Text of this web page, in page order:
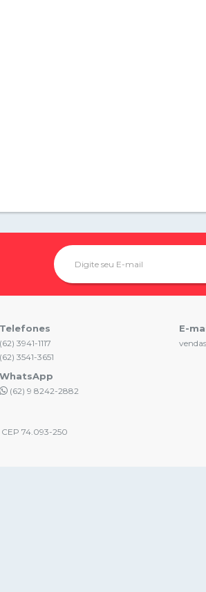
Telefones
(62) 3941-1117
(62) 3541-3651
WhatsApp
(62) 9 8242-2882
E-
CEP 74.093-250